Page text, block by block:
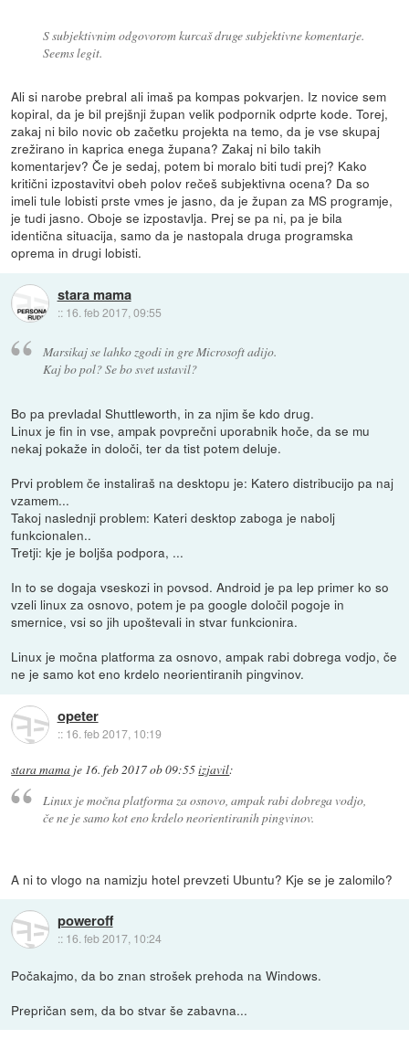
S subjektivnim odgovorom kurcaš druge subjektivne komentarje.
Seems legit.
Ali si narobe prebral ali imaš pa kompas pokvarjen. Iz novice sem
kopiral, da je bil prejšnji župan velik podpornik odprte kode. Torej,
zakaj ni bilo novic ob začetku projekta na temo, da je vse skupaj
zrežirano in kaprica enega župana? Zakaj ni bilo takih
komentarjev? Če je sedaj, potem bi moralo biti tudi prej? Kako
kritični izpostavitvi obeh polov rečeš subjektivna ocena? Da so
imeli tule lobisti prste vmes je jasno, da je župan za MS programje,
je tudi jasno. Oboje se izpostavlja. Prej se pa ni, pa je bila
identična situacija, samo da je nastopala druga programska
oprema in drugi lobisti.
stara mama
:: 16. feb 2017, 09:55
Marsikaj se lahko zgodi in gre Microsoft adijo.
Kaj bo pol? Se bo svet ustavil?
Bo pa prevladal Shuttleworth, in za njim še kdo drug.
Linux je fin in vse, ampak povprečni uporabnik hoče, da se mu
nekaj pokaže in določi, ter da tist potem deluje.
Prvi problem če instaliraš na desktopu je: Katero distribucijo pa naj
vzamem...
Takoj naslednji problem: Kateri desktop zaboga je nabolj
funkcionalen..
Tretji: kje je boljša podpora, ...
In to se dogaja vseskozi in povsod. Android je pa lep primer ko so
vzeli linux za osnovo, potem je pa google določil pogoje in
smernice, vsi so jih upoštevali in stvar funkcionira.
Linux je močna platforma za osnovo, ampak rabi dobrega vodjo, če
ne je samo kot eno krdelo neorientiranih pingvinov.
opeter
:: 16. feb 2017, 10:19
stara mama je 16. feb 2017 ob 09:55izjavil:
Linux je močna platforma za osnovo, ampak rabi dobrega vodjo,
če ne je samo kot eno krdelo neorientiranih pingvinov.
A ni to vlogo na namizju hotel prevzeti Ubuntu? Kje se je zalomilo?
poweroff
:: 16. feb 2017, 10:24
Počakajmo, da bo znan strošek prehoda na Windows.
Prepričan sem, da bo stvar še zabavna...